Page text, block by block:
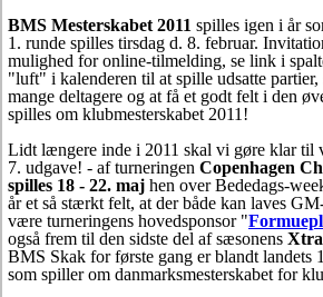
BMS Mesterskabet 2011 spilles igen i år
1. runde spilles tirsdag d. 8. februar.
mulighed for online-tilmelding, se link i
"luft" i kalenderen til at spille udsatte partier,
mange deltagere og at få et godt felt i den
spilles om klubmesterskabet 2011!
Lidt længere inde i 2011 skal vi gøre klar til
7. udgave! - af turneringen Copenhagen
spilles 18 - 22. maj hen over Bededags-
år et så stærkt felt, at der både kan laves
være turneringens hovedsponsor "
også frem til den sidste del af sæsonens
BMS Skak for første gang er blandt landets
som spiller om danmarksmesterskabet for